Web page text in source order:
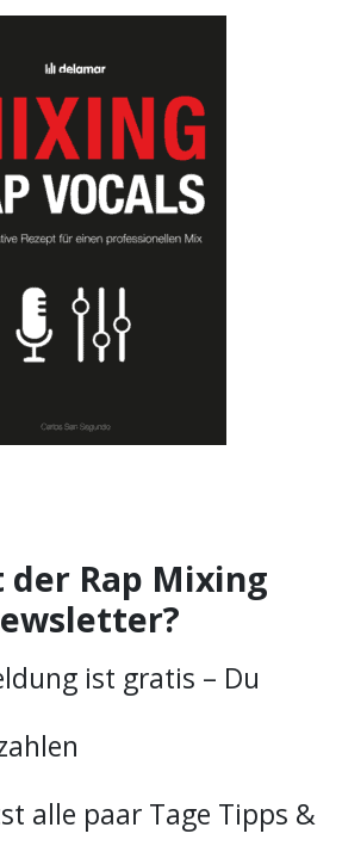
der Rap Mixing
ist gratis – Du
alle paar Tage Tipps &